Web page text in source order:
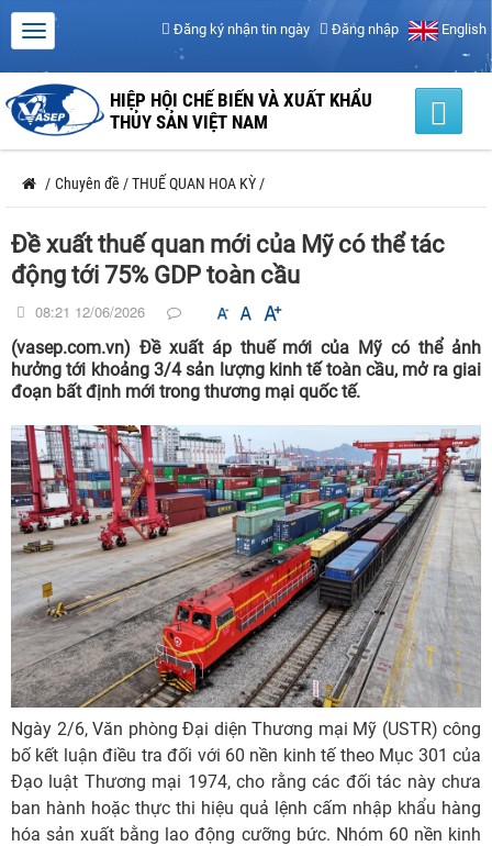
Đăng ký nhận tin ngày Đăng nhập English
HIỆP HỘI CHẾ BIẾN VÀ XUẤT KHẨU
THỦY SẢN VIỆT NAM
/ Chuyên đề /THUẾ QUAN HOA KỲ /
Đề xuất thuế quan mới của Mỹ có thể tác
động tới 75% GDP toàn cầu
08:21 12/06/2026
(vasep.com.vn) Đề xuất áp thuế mới của Mỹ có thể ảnh
hưởng tới khoảng 3/4 sản lượng kinh tế toàn cầu, mở ra giai
đoạn bất định mới trong thương mại quốc tế.
Ngày 2/6, Văn phòng Đại diện Thương mại Mỹ (USTR) công
bố kết luận điều tra đối với 60 nền kinh tế theo Mục 301 của
Đạo luật Thương mại 1974, cho rằng các đối tác này chưa
ban hành hoặc thực thi hiệu quả lệnh cấm nhập khẩu hàng
hóa sản xuất bằng lao động cưỡng bức. Nhóm 60 nền kinh